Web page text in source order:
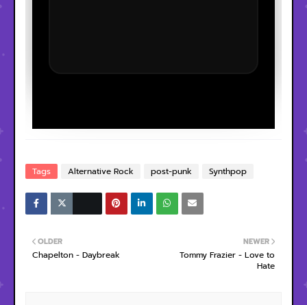
Tags Alternative Rock post-punk Synthpop
NEWER
Tommy Frazier - Love to
Hate
OLDER
Chapelton - Daybreak